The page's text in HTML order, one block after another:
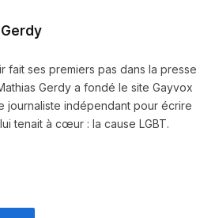
fait ses premiers pas dans la presse
Gerdy a fondé le site Gayvox
journaliste indépendant pour écrire
tenait à cœur : la cause LGBT.